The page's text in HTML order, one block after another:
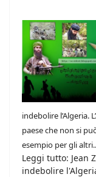
indebolire l’Algeria.
paese che non si
esempio per gli
Leggi tutto: Jean
indebolire